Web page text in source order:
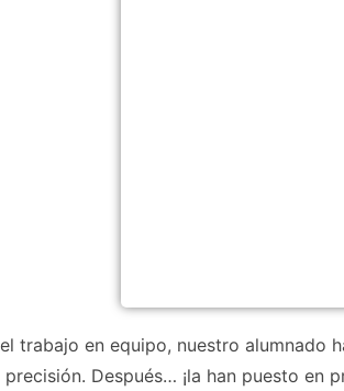
trabajo en equipo, nuestro alumnado
Después… ¡la han puesto en